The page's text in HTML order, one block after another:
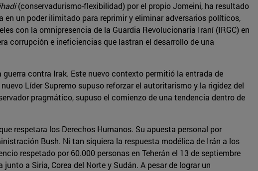
(conservadurismo-flexibilidad) por el propio Jomeini, ha resultado
un poder ilimitado para reprimir y eliminar adversarios políticos,
con la omnipresencia de la Guardia Revolucionaria Iraní (IRGC) en
corrupción e ineficiencias que lastran el desarrollo de una
contra Irak. Este nuevo contexto permitió la entrada de
Líder Supremo supuso reforzar el autoritarismo y la rigidez del
pragmático, supuso el comienzo de una tendencia dentro de
respetara los Derechos Humanos. Su apuesta personal por
Bush. Ni tan siquiera la respuesta modélica de Irán a los
respetado por 60.000 personas en Teherán el 13 de septiembre
a Siria, Corea del Norte y Sudán. A pesar de lograr un